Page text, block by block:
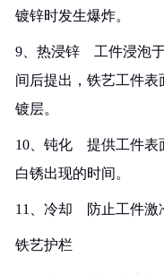
镀锌时发生爆炸。
9、热浸锌 工件浸泡于
间后提出，铁艺工件
镀层。
10、钝化 提供工件表
白锈出现的时间。
11、冷却 防止工件激
铁艺护栏